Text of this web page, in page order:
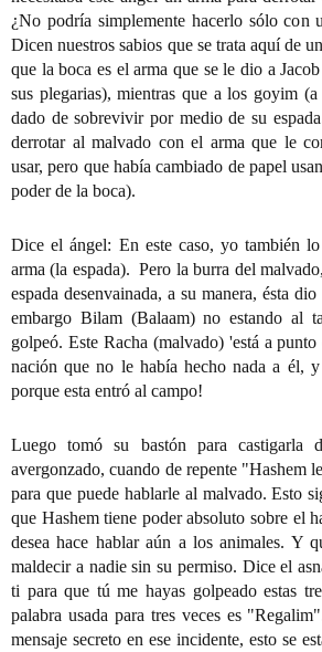
¿No podría simplemente hacerlo sólo con
Dicen nuestros sabios que se trata aquí de
que la boca es el arma que se le dio a
sus plegarias), mientras que a los goyim (a
dado de sobrevivir por medio de su
derrotar al malvado con el arma que le
usar, pero que había cambiado de papel
poder de la boca).
Dice el ángel: En este caso, yo también
arma (la espada).  Pero la burra del
espada desenvainada, a su manera, ésta
embargo Bilam (Balaam) no estando al
golpeó. Este Racha (malvado) 'está a
nación que no le había hecho nada a él,
porque esta entró al campo!
Luego tomó su bastón para castigarla
avergonzado, cuando de repente "Hashem
para que puede hablarle al malvado. Esto
que Hashem tiene poder absoluto sobre el
desea hace hablar aún a los animales. Y
maldecir a nadie sin su permiso. Dice el
ti para que tú me hayas golpeado estas
palabra usada para tres veces es
mensaje secreto en ese incidente, esto se